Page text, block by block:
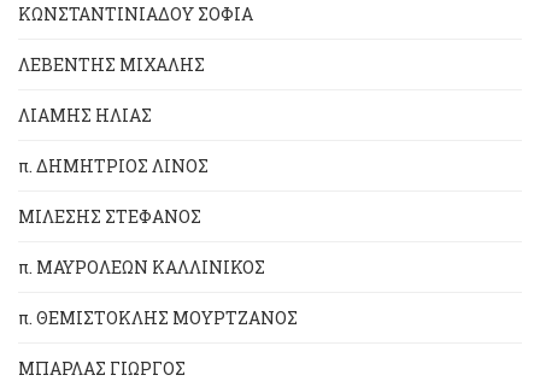
ΚΩΝΣΤΑΝΤΙΝΙΑΔΟΥ ΣΟΦΙΑ
ΛΕΒΕΝΤΗΣ ΜΙΧΑΛΗΣ
ΛΙΑΜΗΣ ΗΛΙΑΣ
π. ΔΗΜΗΤΡΙΟΣ ΛΙΝΟΣ
ΜΙΛΕΣΗΣ ΣΤΕΦΑΝΟΣ
π. ΜΑΥΡΟΛΕΩΝ ΚΑΛΛΙΝΙΚΟΣ
π. ΘΕΜΙΣΤΟΚΛΗΣ ΜΟΥΡΤΖΑΝΟΣ
ΜΠΑΡΛΑΣ ΓΙΩΡΓΟΣ